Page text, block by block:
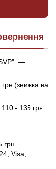
SVP" —
(знижка на
- 135 грн
грн
Visa,